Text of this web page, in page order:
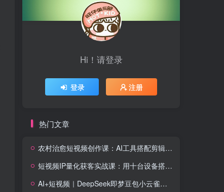
Hi！请登录
登录 注册
热门文章
农村治愈短视频创作课：AI工具搭配剪辑技巧，零基础快速制作高质感田园治愈内容
短视频IP量化获客实战课：用十台设备搭建五十账号矩阵，精准打造引流接单型流量账号
AI+短视频｜DeepSeek即梦豆包小云雀全工具教学，从账号定位到剪映剪辑，零基础也能快速上手做爆款